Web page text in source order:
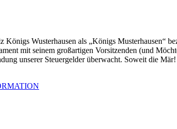
Wusterhausen als „Königs Musterhausen“
mit seinem großartigen Vorsitzenden (und
unserer Steuergelder überwacht. Soweit die